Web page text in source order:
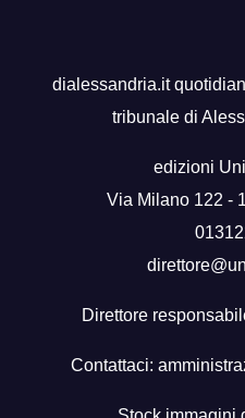
dialessandria.it
tribunale di
edizioni
Via Milano 122 -
Direttore
Contattaci: